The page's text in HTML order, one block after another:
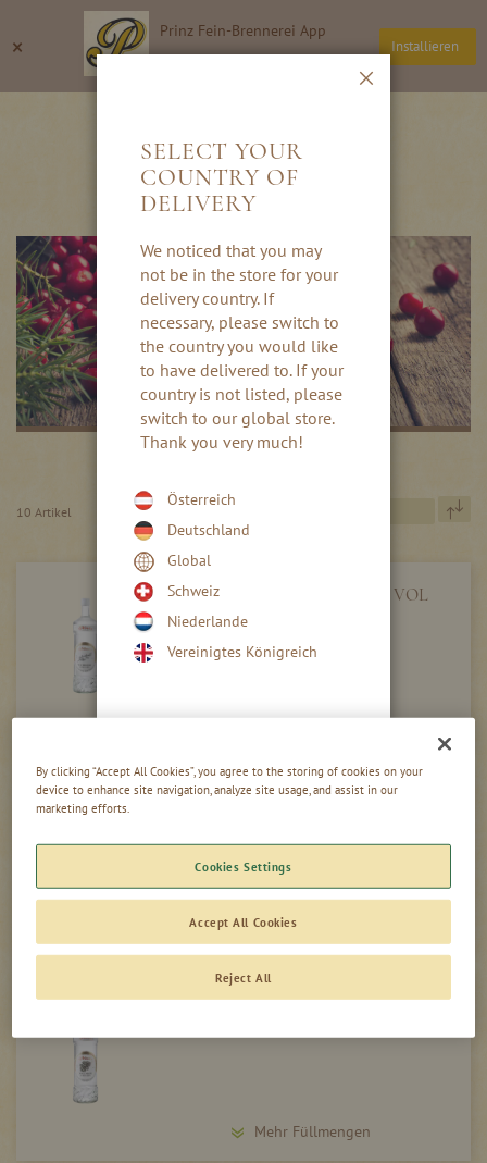
× Prinz Fein-Brennerei App
Installieren
Inhalt
Suche
WEITERE BEEREN
10 Artikel
WACHOLDER SCHNAPS 40 % VOL
WILD WALDBEEREN LIKÖR 16 % VOL
Mehr Füllmengen
HOLUNDER SCHNAPS 40 % VOL
Mehr Füllmengen
By clicking “Accept All Cookies”, you agree to the storing of cookies on your
device to enhance site navigation, analyze site usage, and assist in our
marketing efforts.
Cookies Settings
Reject All
Accept All Cookies
SELECT YOUR
COUNTRY OF
DELIVERY
We noticed that you may
not be in the store for your
delivery country. If
necessary, please switch to
the country you would like
to have delivered to. If your
country is not listed, please
switch to our global store.
Thank you very much!
Österreich
Deutschland
Global
Schweiz
Niederlande
Vereinigtes Königreich